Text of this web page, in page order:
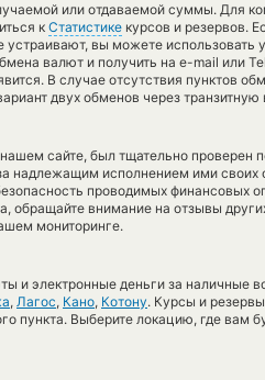
или отдаваемой суммы. Для
кСтатистике курсов и резервов.
вы можете использовать
валют и получить на e-mail или
В случае отсутствия пунктов
двух обменов через транзитную
сайте, был тщательно проверен
надлежащим исполнением ими своих
проводимых финансовых
обращайте внимание на отзывы
мониторинге.
и электронные деньги за наличные
, Лагос, Кано, Котону. Курсы и
пункта. Выберите локацию, где вам